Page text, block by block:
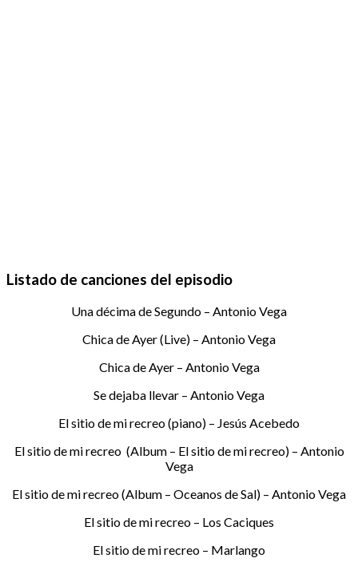
Listado de canciones del episodio
Una décima de Segundo – Antonio Vega
Chica de Ayer (Live) – Antonio Vega
Chica de Ayer – Antonio Vega
Se dejaba llevar – Antonio Vega
El sitio de mi recreo (piano) – Jesús Acebedo
El sitio de mi recreo (Album – El sitio de mi recreo) – Antonio
Vega
El sitio de mi recreo (Album – Oceanos de Sal) – Antonio Vega
El sitio de mi recreo – Los Caciques
El sitio de mi recreo – Marlango